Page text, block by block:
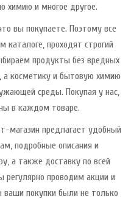
химию и многое другое.
вы покупаете. Поэтому все
проходят строгий
продукты без вредных
а косметику и бытовую химию
среды. Покупая у нас,
в каждом товаре.
магазин предлагает удобный
подробные описания и
а также доставку по всей
проводим акции и
покупки были не только